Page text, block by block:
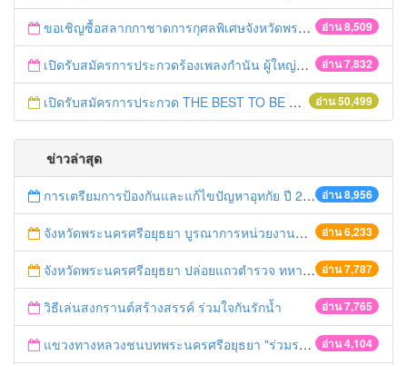
อ่าน 8,509
ขอเชิญซื้อสลากกาชาดการกุศลพิเศษจังหวัดพระนครศรีอยุธยา 2560
อ่าน 7,832
เปิดรับสมัครการประกวดร้องเพลงกำนัน ผู้ใหญ่บ้าน ฯลฯ
อ่าน 50,499
เปิดรับสมัครการประกวด THE BEST TO BE NUMBER ONE
ข่าวล่าสุด
อ่าน 8,956
การเตรียมการป้องกันและแก้ไขปัญหาอุทกัย ปี 2561
อ่าน 6,233
จังหวัดพระนครศรีอยุธยา บูรณาการหน่วยงานที่เกี่ยวข้อง ลงพื้นที่จัดระเบียบและดำเนินมาตรการตามบทลงโทษสูงสุดกับผู้ประกอบการร้านค้าที่ยังฝ่าฝืนตั้งร้านค้ารุกล้ำเขตพื้นที่ทางหลวง เตรียมความปลอดภัยก่อนเทศกาลสงกรานต์
อ่าน 7,787
จังหวัดพระนครศรีอยุธยา ปล่อยแถวตำรวจ ทหาร ฝ่ายปกครอง กว่า 100 นาย ตรวจเข้มท่ารถสาธารณะ สถานีขนส่งรถโดยสาร วินรถตู้ และสถานีรถไฟ เตรียมรับมือเทศกาลสงกรานต์
อ่าน 7,765
วิธีเล่นสงกรานต์สร้างสรรค์ ร่วมใจกันรักน้ำ
อ่าน 4,104
แขวงทางหลวงชนบทพระนครศรีอยุธยา "ร่วมรณรงค์ ขับช้า เปิดไฟหน้า คาดเข็มขัด" เทศกาลสงกรานต์ ปี 2561